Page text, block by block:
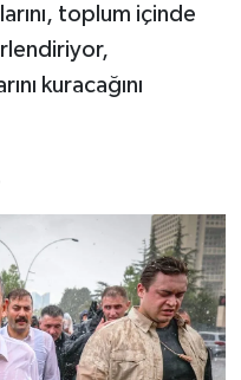
toplum içinde
kuracağını